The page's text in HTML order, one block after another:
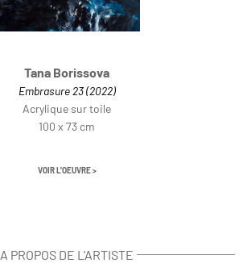
Tana Borissova
Embrasure 23 (2022)
Acrylique sur toile
100 x 73 cm
VOIR L'OEUVRE >
A PROPOS DE L'ARTISTE